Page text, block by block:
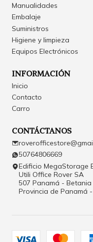
Manualidades
Embalaje
Suministros
Higiene y limpieza
Equipos Electrónicos
INFORMACIÓN
Inicio
Contacto
Carro
CONTÁCTANOS
50764806669
Edificio MegaStorage
Utili Office Rover SA
507 Panamá - Betania
Provincia de Panamá